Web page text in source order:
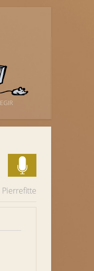
Pierrefitte